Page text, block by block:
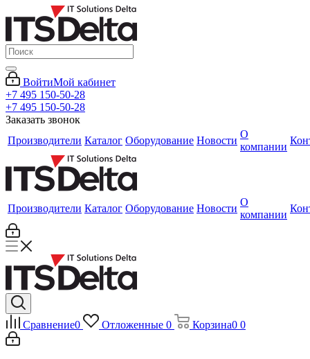
ВойтиМой кабинет
+7 495 150-50-28
+7 495 150-50-28
Заказать звонок
Производители Каталог Оборудование Новости
О
компании
Производители Каталог Оборудование Новости
О
компании
Сравнение0 Отложенные 0 Корзина0 0